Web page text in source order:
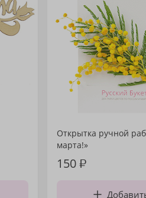
Открытка ручной
марта!»
150₽